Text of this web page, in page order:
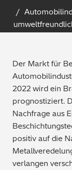
Maschinenbau
Produkt-Demo
FAQs
Der Markt für
2022 wird ein
prognostiziert.
Nachfrage aus
positiv auf die
verlangen